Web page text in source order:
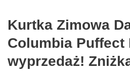
Kurtka Zimowa
Columbia Puffect
wyprzedaż!